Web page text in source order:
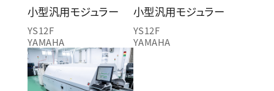
小型汎用モジュラー
YS12F
YAMAHA
小型汎用モジュラー
YS12F
YAMAHA